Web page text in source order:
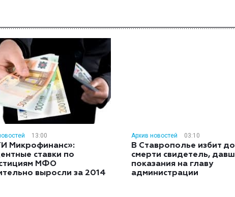
13:00
Микрофинанс»:
ставки по
МФО
выросли за 2014
Архив новостей 03:10
В Ставрополье избит до
смерти свидетель,
показания на главу
администрации